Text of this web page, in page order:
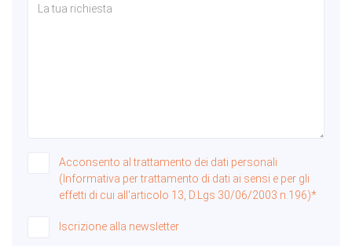
Acconsento al trattamento dei dati personali
(Informativa per trattamento di dati ai sensi e per gli
effetti di cui all'articolo 13, D.Lgs 30/06/2003 n.196)*
Iscrizione alla newsletter